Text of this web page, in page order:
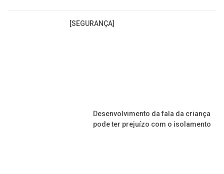
[SEGURANÇA]
Desenvolvimento da fala da criança
pode ter prejuízo com o isolamento